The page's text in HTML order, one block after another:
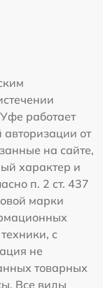
работает
от
на сайте,
характер и
п. 2 ст. 437
марки
с
не
товарных
Все виды